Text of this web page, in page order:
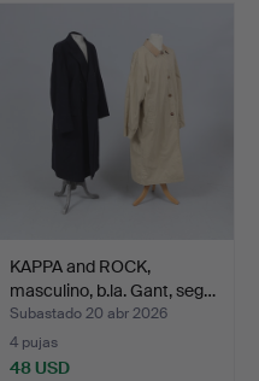
KAPPA and ROCK,
masculino, b.la. Gant, seg…
Subastado 20 abr 2026
4 pujas
48 USD